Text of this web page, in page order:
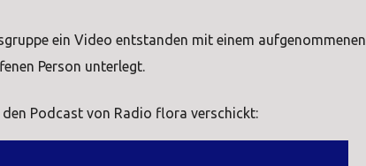
ein Video entstanden mit einem aufgenommenen
Person unterlegt.
Podcast von Radio flora verschickt: